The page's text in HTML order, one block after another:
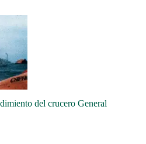
del crucero General